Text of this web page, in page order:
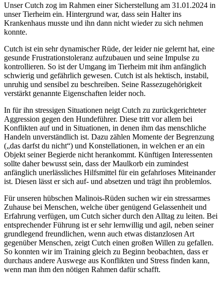
Unser Cutch zog im Rahmen einer Sicherstellung am 31.01.2024 in
unser Tierheim ein. Hintergrund war, dass sein Halter ins
Krankenhaus musste und ihn dann nicht wieder zu sich nehmen
konnte.
Cutch ist ein sehr dynamischer Rüde, der leider nie gelernt hat, eine
gesunde Frustrationstoleranz aufzubauen und seine Impulse zu
kontrollieren. So ist der Umgang im Tierheim mit ihm anfänglich
schwierig und gefährlich gewesen. Cutch ist als hektisch, instabil,
unruhig und sensibel zu beschreiben. Seine Rassezugehörigkeit
verstärkt genannte Eigenschaften leider noch.
In für ihn stressigen Situationen neigt Cutch zu zurückgerichteter
Aggression gegen den Hundeführer. Diese tritt vor allem bei
Konflikten auf und in Situationen, in denen ihm das menschliche
Handeln unverständlich ist. Dazu zählen Momente der Begrenzung
(„das darfst du nicht“) und Konstellationen, in welchen er an ein
Objekt seiner Begierde nicht herankommt. Künftigen Interessenten
sollte daher bewusst sein, dass der Maulkorb ein zumindest
anfänglich unerlässliches Hilfsmittel für ein gefahrloses Miteinander
ist. Diesen lässt er sich auf- und absetzen und trägt ihn problemlos.
Für unseren hübschen Malinois-Rüden suchen wir ein stressarmes
Zuhause bei Menschen, welche über genügend Gelassenheit und
Erfahrung verfügen, um Cutch sicher durch den Alltag zu leiten. Bei
entsprechender Führung ist er sehr lernwillig und agil, neben seiner
grundlegend freundlichen, wenn auch etwas distanzlosen Art
gegenüber Menschen, zeigt Cutch einen großen Willen zu gefallen.
So konnten wir im Training gleich zu Beginn beobachten, dass er
durchaus andere Auswege aus Konflikten und Stress finden kann,
wenn man ihm den nötigen Rahmen dafür schafft.